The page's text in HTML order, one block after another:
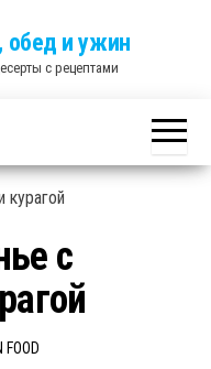
обед и ужин
с рецептами
с
FOOD